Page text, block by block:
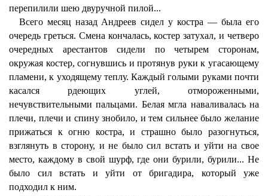
перепилили шею двуручной пилой...
Всего месяц назад Андреев сидел у костра — была его
очередь греться. Смена кончалась, костер затухал, и четверо
очередных арестантов сидели по четырем сторонам,
окружая костер, согнувшись и протянув руки к угасающему
пламени, к уходящему теплу. Каждый голыми руками почти
касался рдеющих углей, отмороженными,
нечувствительными пальцами. Белая мгла наваливалась на
плечи, плечи и спину знобило, и тем сильнее было желание
прижаться к огню костра, и страшно было разогнуться,
взглянуть в сторону, и не было сил встать и уйти на свое
место, каждому в свой шурф, где они бурили, бурили... Не
было сил встать и уйти от бригадира, который уже
подходил к ним.